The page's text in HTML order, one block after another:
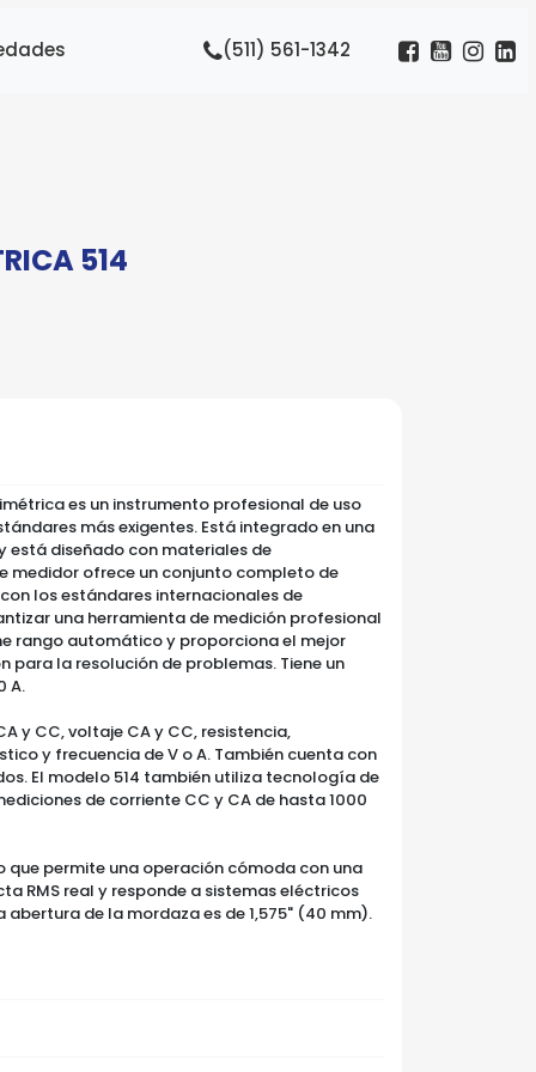
(511) 561-1342
514
es un instrumento profesional de uso
más exigentes. Está integrado en una
está diseñado con materiales de
medidor ofrece un conjunto completo de
los estándares internacionales de
una herramienta de medición profesional
rango automático y proporciona el mejor
para la resolución de problemas. Tiene un
A.
y CC, voltaje CA y CC, resistencia,
y frecuencia de V o A. También cuenta con
El modelo 514 también utiliza tecnología de
de corriente CC y CA de hasta 1000
que permite una operación cómoda con una
RMS real y responde a sistemas eléctricos
abertura de la mordaza es de 1,575" (40 mm).